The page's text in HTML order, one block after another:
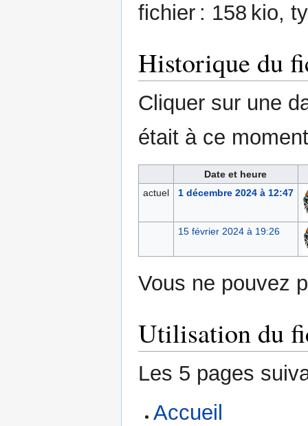
fichier : 158 kio,
Historique du
Cliquer sur une
était à ce
Date et heure
actuel
1 décembre 2024 à 12:47
15 février 2024 à 19:26
Vous ne pouvez
Utilisation du
Les 5 pages
Accueil